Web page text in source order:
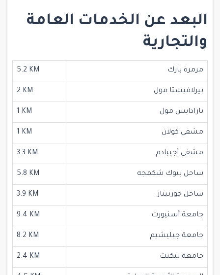
البعد عن الخدمات العامة
والتجارية
مرمرة بارك 5.2 KM
بيرلافيستا مول 2 KM
بارادايس مول 1 KM
مشفى كولان 1 KM
مشفى أجيبادم 3.3 KM
ساحل بيوك شكمجه 5.8 KM
ساحل جوربينار 3.9 KM
جامعة أسنيورت 9.4 KM
جامعة جيليشيم 8.2 KM
جامعة بيكنت 2.4 KM